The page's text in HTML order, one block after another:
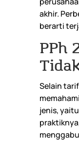
akhir.
berarti
PPh
Selain
jenis,